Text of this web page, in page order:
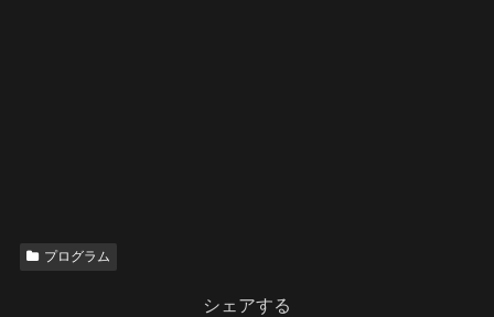
プログラム
シェアする